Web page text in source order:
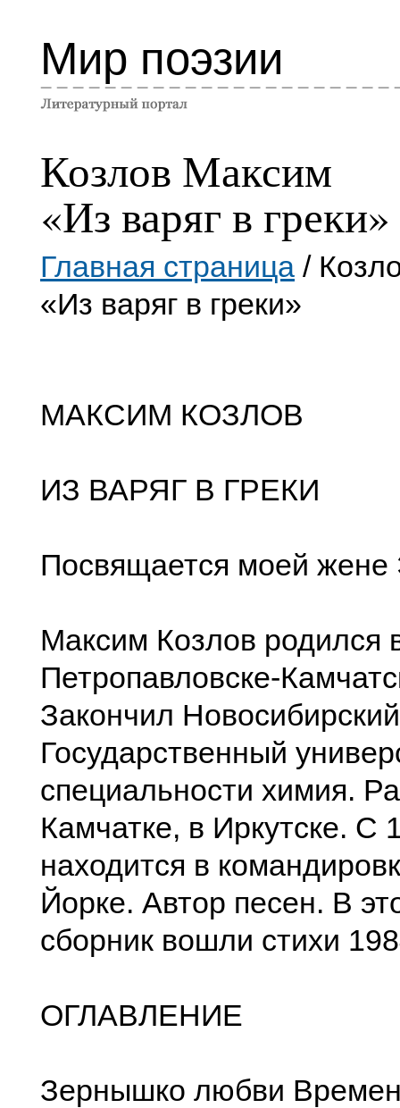
Мир поэзии
Козлов Максим
«Из варяг в греки»
Главная страница /
«Из варяг в греки»
МАКСИМ КОЗЛОВ
ИЗ ВАРЯГ В ГРЕКИ
Посвящается моей жене
Максим Козлов родился
Петропавловске-
Закончил Новосибирский
Государственный
специальности химия.
Камчатке, в Иркутске. С
находится в
Йорке. Автор песен. В
сборник вошли стихи
ОГЛАВЛЕНИЕ
Зернышко любви